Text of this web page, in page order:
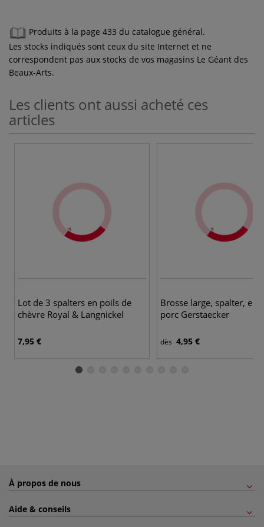
Produits à la page 433 du catalogue général.
Les stocks indiqués sont ceux du site Internet et ne
correspondent pas aux stocks de vos magasins Le Géant des
Beaux-Arts.
Les clients ont aussi acheté ces
articles
Lot de 3 spalters en poils de
chèvre Royal & Langnickel
7,95 €
Brosse large, spalter, en
porc Gerstaecker
dès 4,95 €
À propos de nous
Aide & conseils